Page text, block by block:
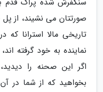
صورتتان می نشیند، از
تاریخی مالا استرانا که
نماینده به خود گرفته
اگر این صحنه را
بخواهید که از شما در